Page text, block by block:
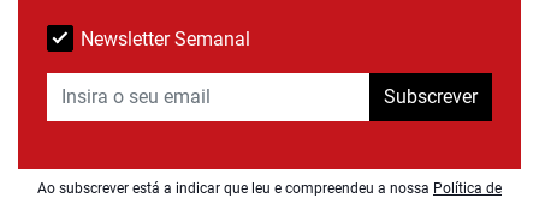
Newsletter Semanal
Subscrever
Ao subscrever está a indicar que leu e compreendeu a nossa Política de